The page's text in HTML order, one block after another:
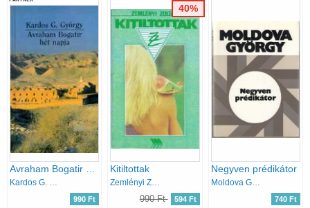
Kardos G. György
990 Ft
Kitiltottak
Zemlényi Zoltán
990 Ft 594 Ft
40%
Negyven prédikátor
Moldova György
740 Ft